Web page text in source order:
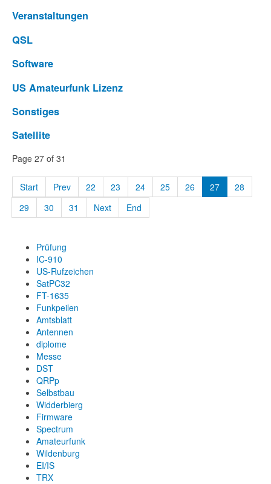
Veranstaltungen
QSL
Software
US Amateurfunk Lizenz
Sonstiges
Satellite
Page 27 of 31
Start Prev 22 23 24 25 26 27
28
29
30 31 Next End
Prüfung
IC-910
US-Rufzeichen
SatPC32
FT-1635
Funkpeilen
Amtsblatt
Antennen
diplome
Messe
DST
QRPp
Selbstbau
Widderbierg
Firmware
Spectrum
Amateurfunk
Wildenburg
EI/IS
TRX